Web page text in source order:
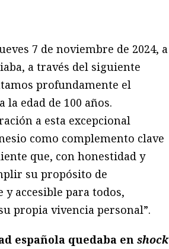
7 de noviembre de 2024, a
a través del siguiente
profundamente el
a la edad de 100 años.
a esta excepcional
como complemento clave
que, con honestidad y
su propósito de
accesible para todos,
propia vivencia personal”.
española quedaba en shock